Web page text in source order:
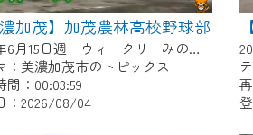
濃加茂】加茂農林高校野球部
2026年6月15日週 ウィークリーみのかもにて放送
：美濃加茂市のトピックス
間：00:03:59
：2026/08/04